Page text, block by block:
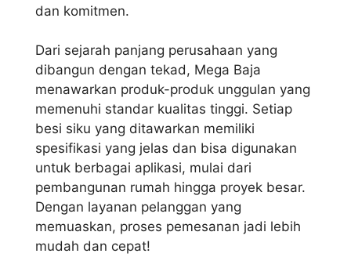
dan komitmen.
Dari sejarah panjang perusahaan yang
dibangun dengan tekad, Mega Baja
menawarkan produk-produk unggulan yang
memenuhi standar kualitas tinggi. Setiap
besi siku yang ditawarkan memiliki
spesifikasi yang jelas dan bisa digunakan
untuk berbagai aplikasi, mulai dari
pembangunan rumah hingga proyek besar.
Dengan layanan pelanggan yang
memuaskan, proses pemesanan jadi lebih
mudah dan cepat!